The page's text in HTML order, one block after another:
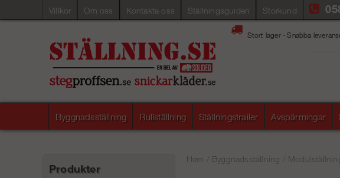
Villkor Om oss Kontakta oss Ställningsguiden Storkund
Stort lager - Snabba
Byggnadsställning Rullställning Ställningstrailer Avspärrningar
Produkter
Hem Byggnadsställning